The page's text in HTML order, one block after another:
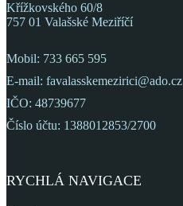
Křížkovského 60/8
757 01 Valašské Meziříčí
Mobil: 733 665 595
E-mail: favalasskemezirici@ado.cz
IČO: 48739677
Číslo účtu: 1388012853/2700
RYCHLÁ NAVIGACE